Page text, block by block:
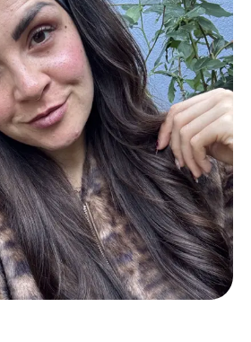
inHamm am Rheinbietet
& Haare, Frauenhaarschnittan.